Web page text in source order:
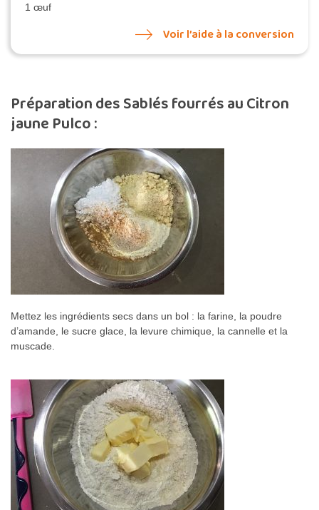
1 œuf
Voir l’aide à la conversion
Préparation des Sablés fourrés au Citron
jaune Pulco :
Mettez les ingrédients secs dans un bol : la farine, la poudre
d’amande, le sucre glace, la levure chimique, la cannelle et la
muscade.